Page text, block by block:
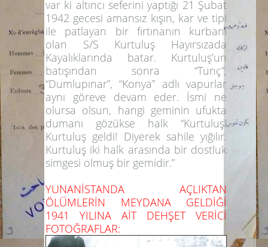
var ki altıncı seferini yaptığı 21 Şubat
1942 gecesi amansız kışın, kar ve tipi
ile patlayan bir fırtınanın kurbanı
olan S/S Kurtuluş Hayırsızada
Kayalıklarında batar. Kurtuluş’un
batışından sonra “Tunç”,
“Dumlupınar”, “Konya” adlı vapurlar
aynı göreve devam eder. İsmi ne
olursa olsun, hangi geminin ufukta
dumanı gözükse halk “Kurtuluş!
Kurtuluş geldi! Diyerek sahile yığılır.
Kurtuluş iki halk arasında bir dostluk
simgesi olmuş bir gemidir.”
YUNANİSTANDA AÇLIKTAN
ÖLÜMLERİN MEYDANA GELDİĞİ
1941 YILINA AİT DEHŞET VERİCİ
FOTOĞRAFLAR: